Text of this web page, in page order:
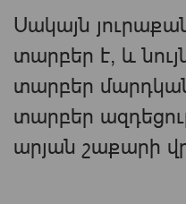
Սակայն
տարբեր է, և
տարբեր
տարբեր
արյան շաքարի